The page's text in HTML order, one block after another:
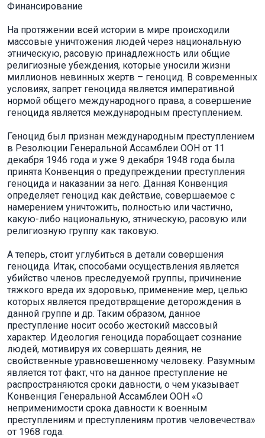
Финансирование
На протяжении всей истории в мире происходили
массовые уничтожения людей через национальную
этническую, расовую принадлежность или общие
религиозные убеждения, которые уносили жизни
миллионов невинных жертв – геноцид. В современных
условиях, запрет геноцида является императивной
нормой общего международного права, а совершение
геноцида является международным преступлением.
Геноцид был признан международным преступлением
в Резолюции Генеральной Ассамблеи ООН от 11
декабря 1946 года и уже 9 декабря 1948 года была
принята Конвенция о предупреждении преступления
геноцида и наказании за него. Данная Конвенция
определяет геноцид как действие, совершаемое с
намерением уничтожить, полностью или частично,
какую-либо национальную, этническую, расовую или
религиозную группу как таковую.
А теперь, стоит углубиться в детали совершения
геноцида. Итак, способами осуществления является
убийство членов преследуемой группы, причинение
тяжкого вреда их здоровью, применение мер, целью
которых является предотвращение деторождения в
данной группе и др. Таким образом, данное
преступление носит особо жестокий массовый
характер. Идеология геноцида порабощает сознание
людей, мотивируя их совершать деяния, не
свойственные уравновешенному человеку. Разумным
является тот факт, что на данное преступление не
распространяются сроки давности, о чем указывает
Конвенция Генеральной Ассамблеи ООН «О
неприменимости срока давности к военным
преступлениям и преступлениям против человечества»
от 1968 года.